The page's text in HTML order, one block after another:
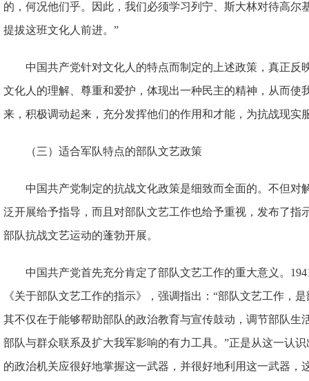
的，何况他们乎。因此，我们必须学习列宁、斯大林对待高尔
提拔这班文化人前进。”
中国共产党针对文化人的特点而制定的上述政策，真正反
文化人的理解、尊重和爱护，体现出一种民主的精神，从而使
来，积极调动起来，充分发挥他们的作用和才能，为抗战现实
（三）适合军队特点的部队文艺政策
中国共产党制定的抗战文化政策是细致而全面的。不但对
泛开展给予指导，而且对部队文艺工作也给予重视，发布了指
部队抗战文艺运动的蓬勃开展。
中国共产党首先充分肯定了部队文艺工作的重大意义。
《关于部队文艺工作的指示》，强调指出：“部队文艺工作，
其不仅在于能够帮助部队的政治教育与宣传鼓动，调节部队生
部队与群众联系及扩大我军影响的有力工具。”正是从这一认
的政治机关应很好地掌握这一武器，并很好地利用这一武器，